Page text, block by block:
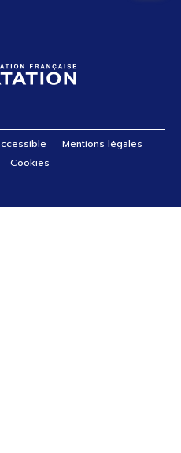
Mentions légales
Cookies